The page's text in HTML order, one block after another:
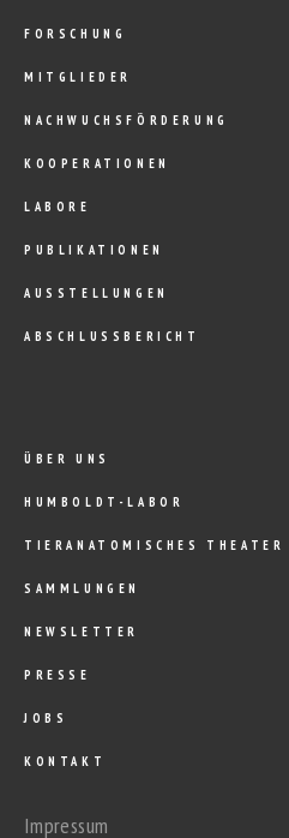
FORSCHUNG
MITGLIEDER
NACHWUCHSFÖRDERUNG
KOOPERATIONEN
LABORE
PUBLIKATIONEN
AUSSTELLUNGEN
ABSCHLUSSBERICHT
ÜBER UNS
HUMBOLDT-LABOR
TIERANATOMISCHES THEATER
SAMMLUNGEN
NEWSLETTER
PRESSE
JOBS
KONTAKT
Impressum